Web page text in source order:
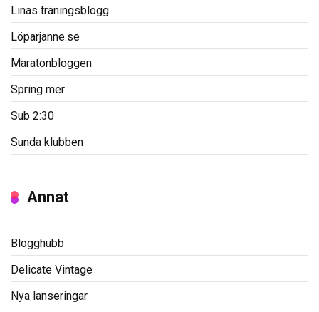
Linas träningsblogg
Löparjanne.se
Maratonbloggen
Spring mer
Sub 2:30
Sunda klubben
Annat
Blogghubb
Delicate Vintage
Nya lanseringar